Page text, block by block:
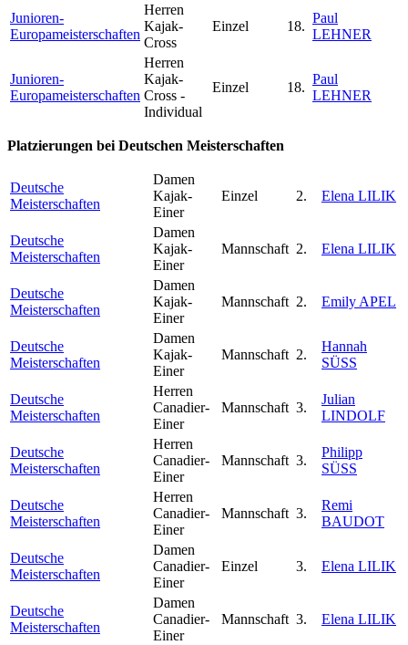
Junioren-
Europameisterschaften
Herren
Kajak-
Cross
Einzel 18.
Paul
LEHNER
Junioren-
Europameisterschaften
Herren
Kajak-
Cross -
Individual
Einzel 18.
Paul
LEHNER
Platzierungen bei Deutschen Meisterschaften
Deutsche
Meisterschaften
Damen
Kajak-
Einer
Einzel 2. Elena LILIK
Deutsche
Meisterschaften
Damen
Kajak-
Einer
Mannschaft 2. Elena LILIK
Deutsche
Meisterschaften
Damen
Kajak-
Einer
Mannschaft 2. Emily APEL
Deutsche
Meisterschaften
Damen
Kajak-
Einer
Mannschaft 2.
Hannah
SÜSS
Deutsche
Meisterschaften
Herren
Canadier-
Einer
Mannschaft 3.
Julian
LINDOLF
Deutsche
Meisterschaften
Herren
Canadier-
Einer
Mannschaft 3.
Philipp
SÜSS
Deutsche
Meisterschaften
Herren
Canadier-
Einer
Mannschaft 3.
Remi
BAUDOT
Deutsche
Meisterschaften
Damen
Canadier-
Einer
Einzel 3. Elena LILIK
Deutsche
Meisterschaften
Damen
Canadier-
Einer
Mannschaft 3. Elena LILIK